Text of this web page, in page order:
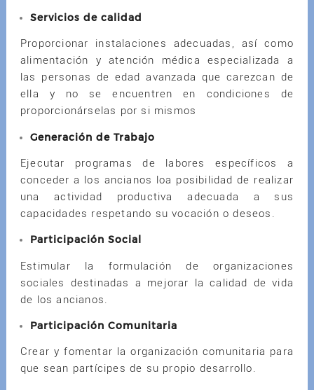
Servicios de calidad
Proporcionar instalaciones adecuadas, así como
alimentación y atención médica especializada a
las personas de edad avanzada que carezcan de
ella y no se encuentren en condiciones de
proporcionárselas por si mismos
Generación de Trabajo
Ejecutar programas de labores específicos a
conceder a los ancianos loa posibilidad de realizar
una actividad productiva adecuada a sus
capacidades respetando su vocación o deseos.
Participación Social
Estimular la formulación de organizaciones
sociales destinadas a mejorar la calidad de vida
de los ancianos.
Participación Comunitaria
Crear y fomentar la organización comunitaria para
que sean partícipes de su propio desarrollo.